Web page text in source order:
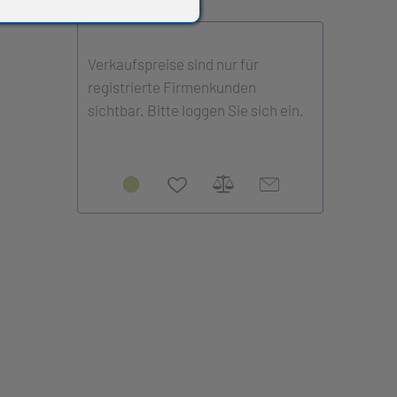
Verkaufspreise sind nur für
registrierte Firmenkunden
sichtbar. Bitte loggen Sie sich ein.